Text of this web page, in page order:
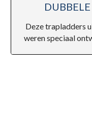
Deze trapladders
weren speciaal